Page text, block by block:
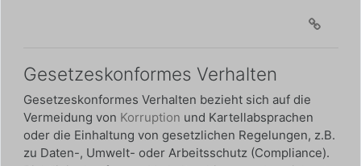
Gesetzeskonformes Verhalten
Gesetzeskonformes Verhalten bezieht sich auf die
Vermeidung von Korruption und Kartellabsprachen
oder die Einhaltung von gesetzlichen Regelungen, z.B.
zu Daten-, Umwelt- oder Arbeitsschutz (Compliance).